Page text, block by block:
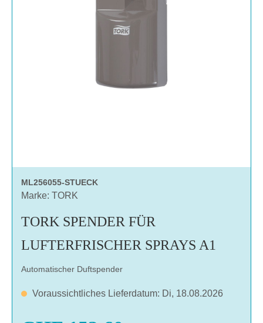
ML256055-STUECK
Marke: TORK
TORK SPENDER FÜR
LUFTERFRISCHER SPRAYS A1
Automatischer Duftspender
Voraussichtliches Lieferdatum: Di, 18.08.2026